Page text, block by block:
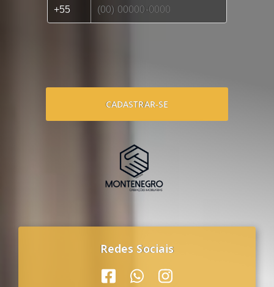
CADASTRAR-SE
Redes Sociais